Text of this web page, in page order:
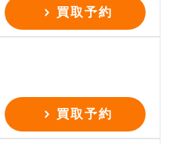
買取予約
買取予約